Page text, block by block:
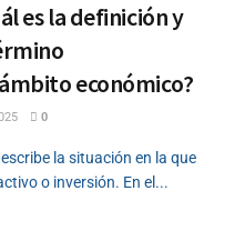
es la definición y
económico?
0
la situación en la que
o inversión. En el...